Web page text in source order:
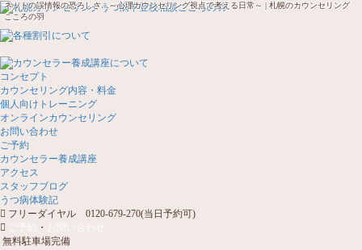
ネットの誤情報の恐ろしさ…～心理カウンセリング視点で考える日常～ | 札幌のカウンセリング
こころの羽
コンセプト
カウンセリング内容・料金
個人向けトレーニング
オンラインカウンセリング
お問い合わせ
ご予約
カウンセラー養成講座
アクセス
スタッフブログ
うつ病体験記
フリーダイヤル 0120-679-270(当日予約可)
・
お問い合わせ
無料駐車場完備